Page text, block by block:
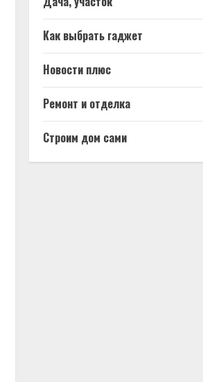
Как выбрать гаджет
Новости плюс
Ремонт и отделка
Строим дом сами